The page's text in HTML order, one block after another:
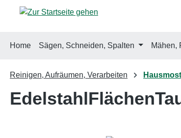
Hauptinhalt springen
Zur Suche springen
Zur Hauptnavigation springen
Home Sägen, Schneiden, Spalten Mähen,
Reinigen, Aufräumen, Verarbeiten